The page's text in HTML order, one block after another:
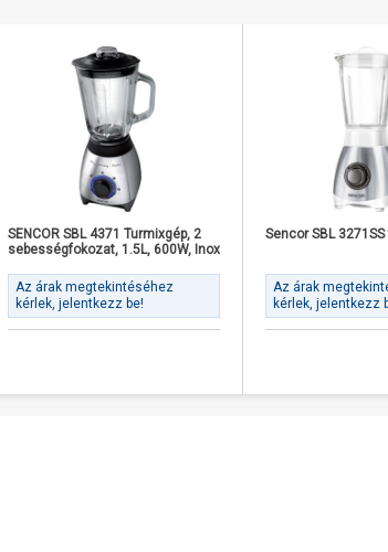
SENCOR SBL 4371 Turmixgép, 2
sebességfokozat, 1.5L, 600W, Inox
Az árak megtekintéséhez
kérlek, jelentkezz be!
Sencor SBL
Az árak
kérlek, jelentkezz